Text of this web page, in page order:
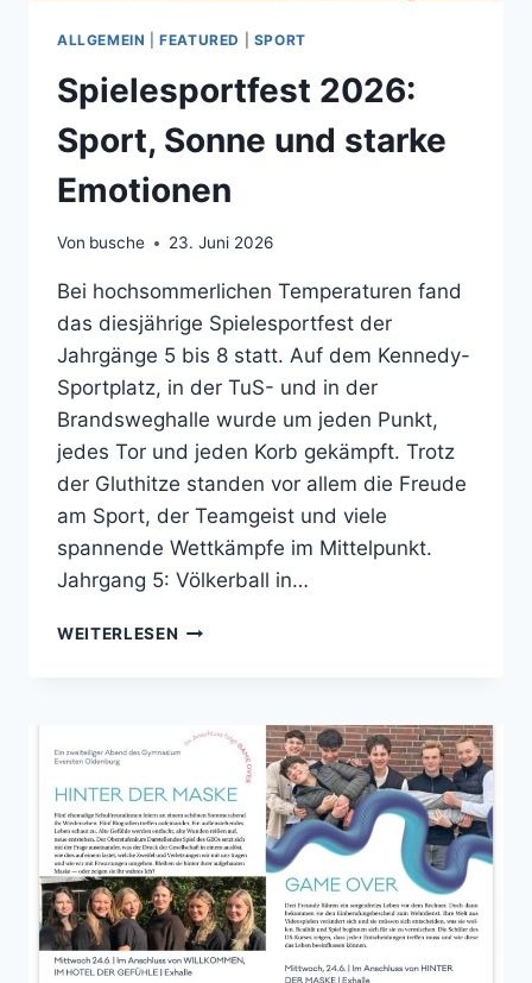
ALLGEMEIN |FEATURED SPORT
Spielesportfest 2026:
Sport, Sonne und starke
Emotionen
Von busche 23. Juni 2026
Bei hochsommerlichen Temperaturen fand
das diesjährige Spielesportfest der
Jahrgänge 5 bis 8 statt. Auf dem Kennedy-
Sportplatz, in der TuS- und in der
Brandsweghalle wurde um jeden Punkt,
jedes Tor und jeden Korb gekämpft. Trotz
der Gluthitze standen vor allem die Freude
am Sport, der Teamgeist und viele
spannende Wettkämpfe im Mittelpunkt.
Jahrgang 5: Völkerball in…
WEITERLESENSPIELESPORTFEST
UND
STARKE
EMOTIONEN